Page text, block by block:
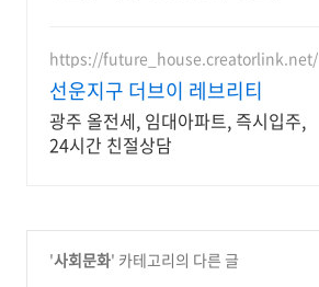
https://future_house.creatorlink.net/
선운지구 더브이 레브리티
광주 올전세, 임대아파트, 즉시입주,
24시간 친절상담
'사회문화' 카테고리의 다른 글